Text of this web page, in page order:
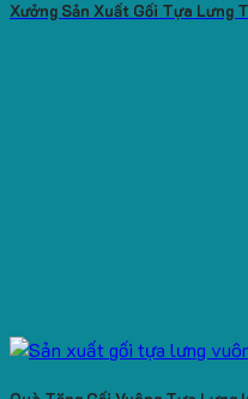
Xưởng Sản Xuất Gối Tựa Lưng